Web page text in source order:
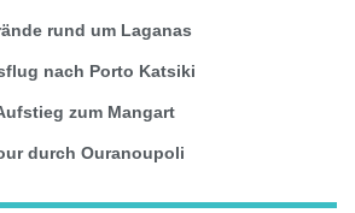
rund um Laganas
nach Porto Katsiki
zum Mangart
durch Ouranoupoli